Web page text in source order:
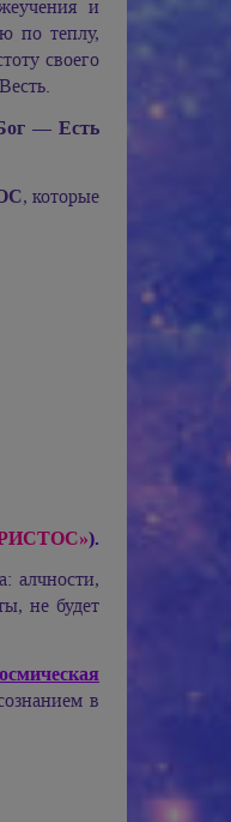
и
по теплу,
своего
— Есть
, которые
).
алчности,
не будет
в